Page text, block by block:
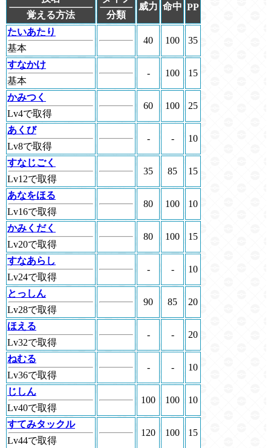
覚える方法
分類
威力 命中 PP
たいあたり
基本
40 100 35
すなかけ
基本
- 100 15
かみつく
Lv4で取得
60 100 25
あくび
Lv8で取得
- - 10
すなじごく
Lv12で取得
35 85 15
あなをほる
Lv16で取得
80 100 10
かみくだく
Lv20で取得
80 100 15
すなあらし
Lv24で取得
- - 10
とっしん
Lv28で取得
90 85 20
ほえる
Lv32で取得
- - 20
ねむる
Lv36で取得
- - 10
じしん
Lv40で取得
100 100 10
すてみタックル
Lv44で取得
120 100 15